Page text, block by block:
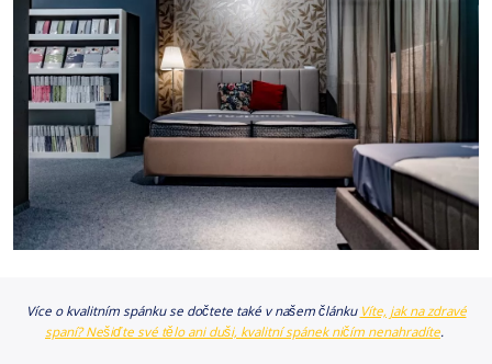
Více o kvalitním spánku se dočtete také v našem článku Víte, jak na zdravé
spaní? Nešiďte své tělo ani duši, kvalitní spánek ničím nenahradíte.